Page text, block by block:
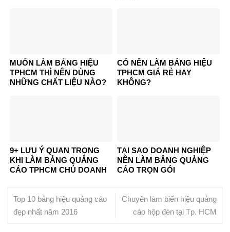
MUỐN LÀM BẢNG HIỆU
TPHCM THÌ NÊN DÙNG
NHỮNG CHẤT LIỆU NÀO?
CÓ NÊN LÀM BẢNG HIỆU
TPHCM GIÁ RẺ HAY
KHÔNG?
9+ LƯU Ý QUAN TRỌNG
KHI LÀM BẢNG QUẢNG
CÁO TPHCM CHỦ DOANH
TẠI SAO DOANH NGHIỆP
NÊN LÀM BẢNG QUẢNG
CÁO TRỌN GÓI
Top 10 bảng hiệu quảng cáo
đẹp nhất năm 2016
Chuyên làm biển hiệu quảng
cáo hộp đèn tại Tp. HCM